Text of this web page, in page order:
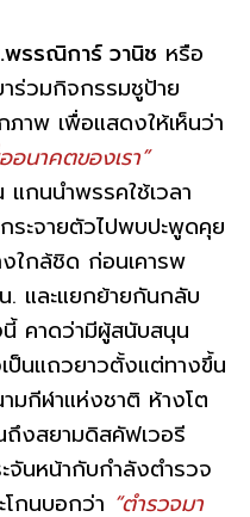
พรรณิการ์ วานิช หรือ
ร่วมกิจกรรมชูป้าย
าพ เพื่อแสดงให้เห็นว่า
อนาคตของเรา”
ำพรรคใช้เวลา
ะจายตัวไปพบปะพูดคุย
ใกล้ชิด ก่อนเคารพ
. และแยกย้ายกันกลับ
คาดว่ามีผู้สนับสนุน
นแถวยาวตั้งแต่ทางขึ้น
มกีฬาแห่งชาติ ห้างโต
งสยามดิสคัฟเวอรี
จันหน้ากับกำลังตำรวจ
กนบอกว่า “ตำรวจมา